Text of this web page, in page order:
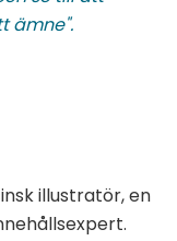
ämne".
illustratör, en